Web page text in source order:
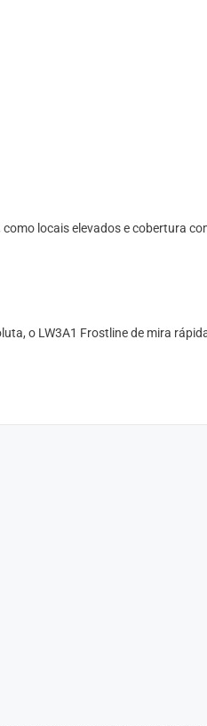
locais elevados e cobertura
o LW3A1 Frostline de mira